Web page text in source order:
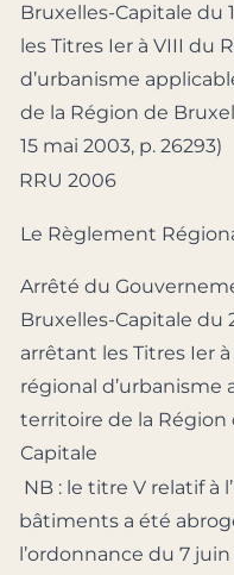
Bruxelles-Capitale du
les Titres Ier à VIII du
d’urbanisme
de la Région de
15 mai 2003, p. 26293)
RRU 2006
Le Règlement
Arrêté du
Bruxelles-Capitale du
arrêtant les Titres Ier
régional d’urbanisme
territoire de la Région
Capitale
NB : le titre V relatif à
bâtiments a été
l’ordonnance du 7